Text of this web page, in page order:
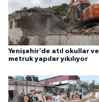
Yenişehir’de atıl okullar ve
metruk yapılar yıkılıyor